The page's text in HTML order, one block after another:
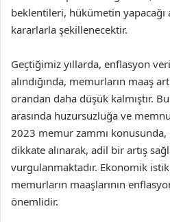
beklentileri, hükümetin yapacağı
kararlarla şekillenecektir.
Geçtiğimiz yıllarda, enflasyon
alındığında, memurların maaş
orandan daha düşük kalmıştır.
arasında huzursuzluğa ve
2023 memur zammı konusunda,
dikkate alınarak, adil bir artış
vurgulanmaktadır. Ekonomik
memurların maaşlarının
önemlidir.